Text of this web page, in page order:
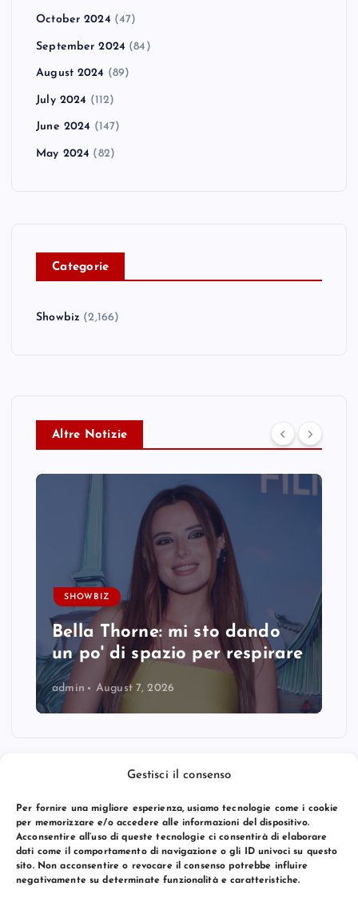
Gestisci il consenso
Per fornire una migliore esperienza, usiamo tecnologie come i cookie
per memorizzare e/o accedere alle informazioni del dispositivo.
Acconsentire all’uso di queste tecnologie ci consentirà di elaborare
dati come il comportamento di navigazione o gli ID univoci su questo
sito. Non acconsentire o revocare il consenso potrebbe influire
negativamente su determinate funzionalità e caratteristiche.
October 2024 (47)
September 2024 (84)
August 2024 (89)
July 2024 (112)
June 2024 (147)
May 2024 (82)
Categorie
Showbiz (2,166)
Altre Notizie
SHOWBIZ
Bella Thorne: mi sto dando
un po' di spazio per respirare
admin August 7, 2026